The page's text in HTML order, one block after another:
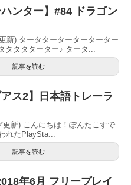
ハンター】#84 ドラゴン
新) タータターターターターター
タタタターター♪ タータ...
記事を読む
アス2】日本語トレーラ
更新) こんにちは！ぽんたこすで
れたPlaySta...
記事を読む
年6月 フリープレイ